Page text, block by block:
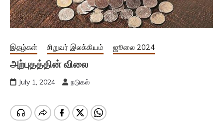
இதழ்கள் சிறுவர் இலக்கியம் ஜூலை 2024
அற்புதத்தின் விலை
July 1, 2024 நடுகல்